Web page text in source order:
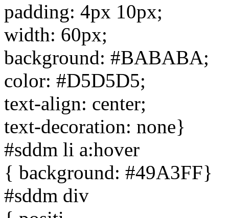
padding: 4px 10px;
width: 60px;
background: #BABABA;
color: #D5D5D5;
text-align: center;
text-decoration: none}
#sddm li a:hover
{ background: #49A3FF}
#sddm div